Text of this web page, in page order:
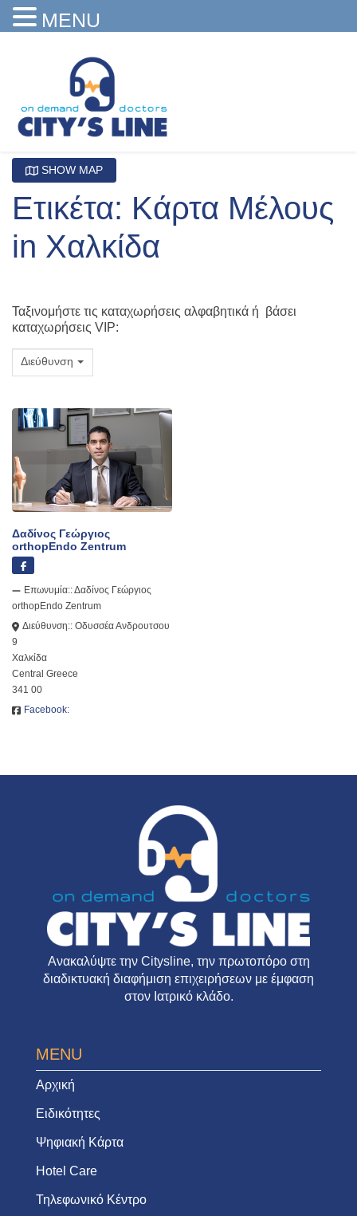
SHOW MAP
Ετικέτα: Κάρτα Μέλους
in Χαλκίδα
Ταξινομήστε τις καταχωρήσεις αλφαβητικά ή βάσει
καταχωρήσεις VIP:
Διεύθυνση
Δαδίνος Γεώργιος
οrthopEndo Zentrum
Επωνυμία::Δαδίνος Γεώργιος
οrthopEndo Zentrum
Διεύθυνση::Οδυσσέα Ανδρουτσου
9
Χαλκίδα
Central Greece
341 00
Facebook:
Ανακαλύψτε την Citysline, την πρωτοπόρο στη
διαδικτυακή διαφήμιση επιχειρήσεων με έμφαση
στον Ιατρικό κλάδο.
MENU
Αρχική
Ειδικότητες
Ψηφιακή Κάρτα
Hotel Care
Τηλεφωνικό Κέντρο
MENU